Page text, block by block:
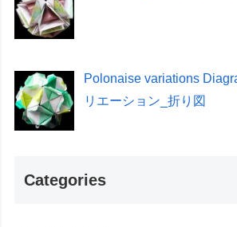
Polonaise variations
リエーション_折り図
Categories